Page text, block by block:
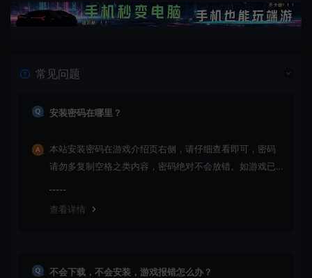
常见问题
安装密码在哪里？
本站安装密码在游戏介绍页右侧，请仔细查看即可，密码
请勿多复制空格之类内容，密码绝对不会放错。如游戏已
查看详情
不会下载，不会安装，游戏报错怎么办？